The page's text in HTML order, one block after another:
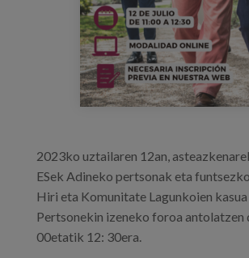
2023ko uztailaren 12an,
ESek Adineko pertsonak eta
Hiri eta Komunitate Lagunkoien
Pertsonekin izeneko foroa antolatzen
00etatik 12: 30era.